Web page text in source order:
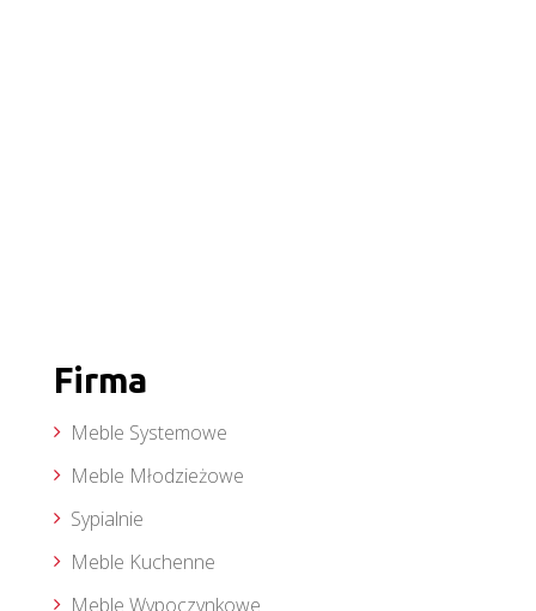
Firma
Meble Systemowe
Meble Młodzieżowe
Sypialnie
Meble Kuchenne
Meble Wypoczynkowe